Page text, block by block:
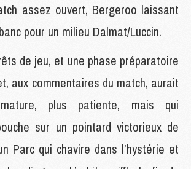
assez ouvert, Bergeroo laissant
pour un milieu Dalmat/Luccin.
de jeu, et une phase préparatoire
aux commentaires du match, aurait
plus patiente, mais qui
sur un pointard victorieux de
Parc qui chavire dans l’hystérie et